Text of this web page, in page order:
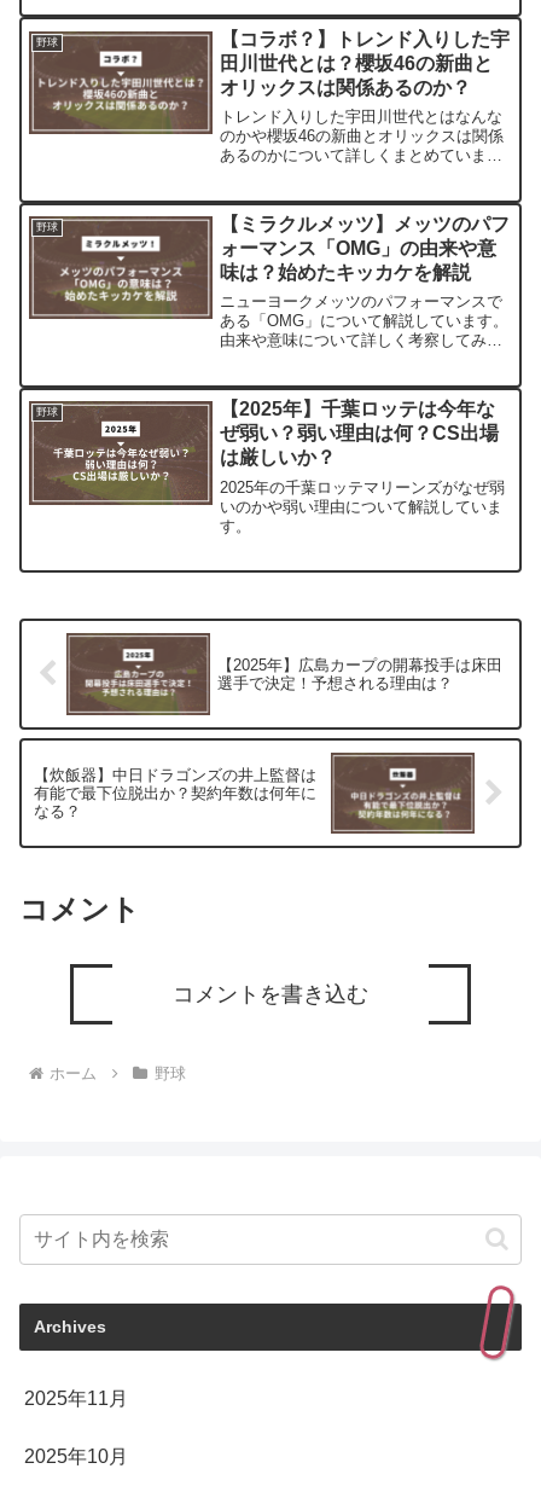
野球
【コラボ？】トレンド入りした宇
田川世代とは？櫻坂46の新曲と
オリックスは関係あるのか？
トレンド入りした宇田川世代とはなんな
のかや櫻坂46の新曲とオリックスは関係
あるのかについて詳しくまとめていま
野球
【ミラクルメッツ】メッツのパフ
ォーマンス「OMG」の由来や意
味は？始めたキッカケを解説
ニューヨークメッツのパフォーマンスで
ある「OMG」について解説しています。
由来や意味について詳しく考察してみま
野球
【2025年】千葉ロッテは今年な
ぜ弱い？弱い理由は何？CS出場
は厳しいか？
2025年の千葉ロッテマリーンズがなぜ弱
いのかや弱い理由について解説していま
す。
【2025年】広島カープの開幕投手は床田
選手で決定！予想される理由は？
【炊飯器】中日ドラゴンズの井上監督は
有能で最下位脱出か？契約年数は何年に
なる？
コメント
コメントを書き込む
ホーム 野球
Archives
2025年11月
2025年10月